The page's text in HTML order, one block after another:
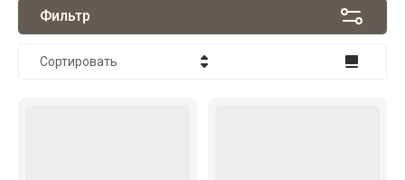
Фильтр
Сортировать